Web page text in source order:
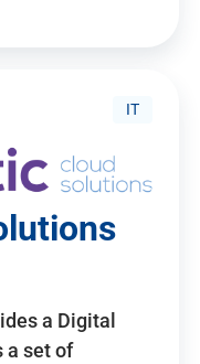
IT
a Digital
a set of